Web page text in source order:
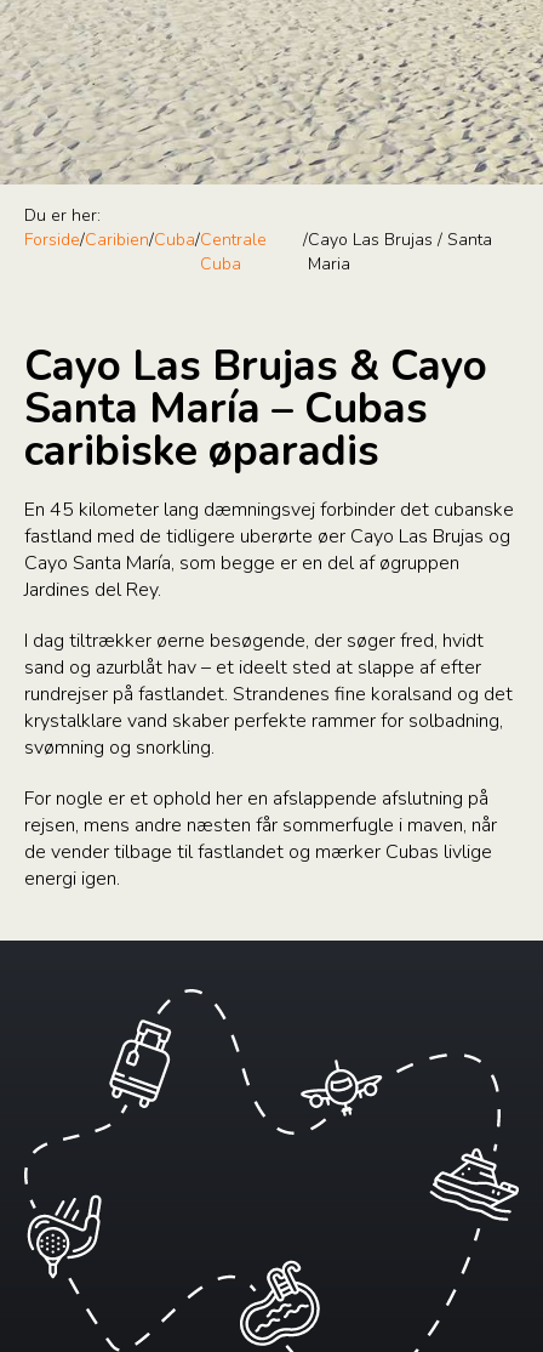
Du er her:
Forside/Caribien/Cuba/Centrale
Cuba
/Cayo Las Brujas / Santa
Maria
Cayo Las Brujas & Cayo
Santa María – Cubas
caribiske øparadis
En 45 kilometer lang dæmningsvej forbinder det cubanske
fastland med de tidligere uberørte øer Cayo Las Brujas og
Cayo Santa María, som begge er en del af øgruppen
Jardines del Rey.
I dag tiltrækker øerne besøgende, der søger fred, hvidt
sand og azurblåt hav – et ideelt sted at slappe af efter
rundrejser på fastlandet. Strandenes fine koralsand og det
krystalklare vand skaber perfekte rammer for solbadning,
svømning og snorkling.
For nogle er et ophold her en afslappende afslutning på
rejsen, mens andre næsten får sommerfugle i maven, når
de vender tilbage til fastlandet og mærker Cubas livlige
energi igen.